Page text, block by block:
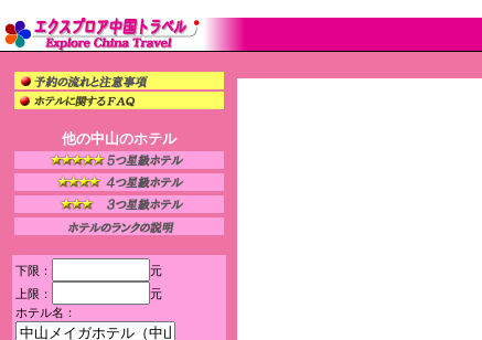
他の中山のホテル
下限：
元
上限：
元
ホテル名：